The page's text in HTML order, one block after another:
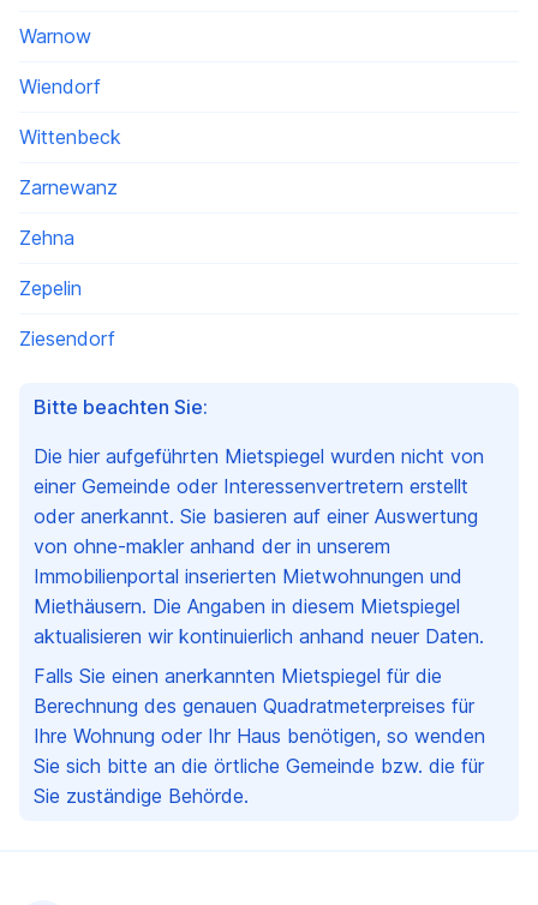
Bitte beachten Sie:
Die hier aufgeführten Mietspiegel wurden nicht von
einer Gemeinde oder Interessenvertretern erstellt
oder anerkannt. Sie basieren auf einer Auswertung
von ohne-makler anhand der in unserem
Immobilienportal inserierten Mietwohnungen und
Miethäusern. Die Angaben in diesem Mietspiegel
aktualisieren wir kontinuierlich anhand neuer Daten.
Falls Sie einen anerkannten Mietspiegel für die
Berechnung des genauen Quadratmeterpreises für
Ihre Wohnung oder Ihr Haus benötigen, so wenden
Sie sich bitte an die örtliche Gemeinde bzw. die für
Sie zuständige Behörde.
Warnow
Wiendorf
Wittenbeck
Zarnewanz
Zehna
Zepelin
Ziesendorf